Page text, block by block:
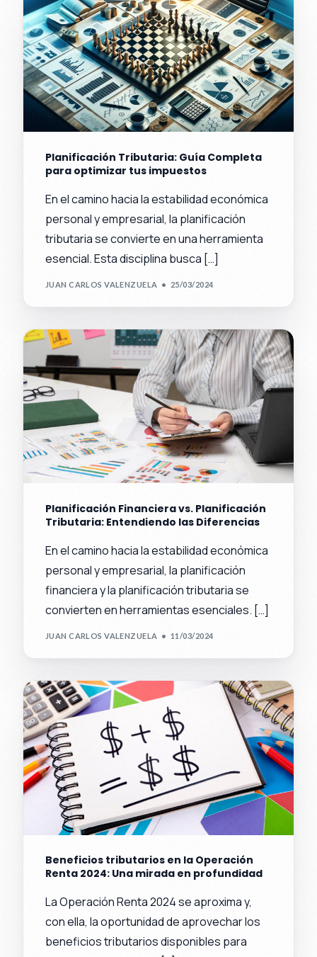
Planificación Tributaria: Guía Completa
para optimizar tus impuestos
En el camino hacia la estabilidad económica
personal y empresarial, la planificación
tributaria se convierte en una herramienta
esencial. Esta disciplina busca […]
JUAN CARLOS VALENZUELA 25/03/2024
Planificación Financiera vs. Planificación
Tributaria: Entendiendo las Diferencias
En el camino hacia la estabilidad económica
personal y empresarial, la planificación
financiera y la planificación tributaria se
convierten en herramientas esenciales. […]
JUAN CARLOS VALENZUELA 11/03/2024
Beneficios tributarios en la Operación
Renta 2024: Una mirada en profundidad
La Operación Renta 2024 se aproxima y,
con ella, la oportunidad de aprovechar los
beneficios tributarios disponibles para